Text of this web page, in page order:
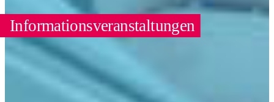
Informationsveranstaltungen